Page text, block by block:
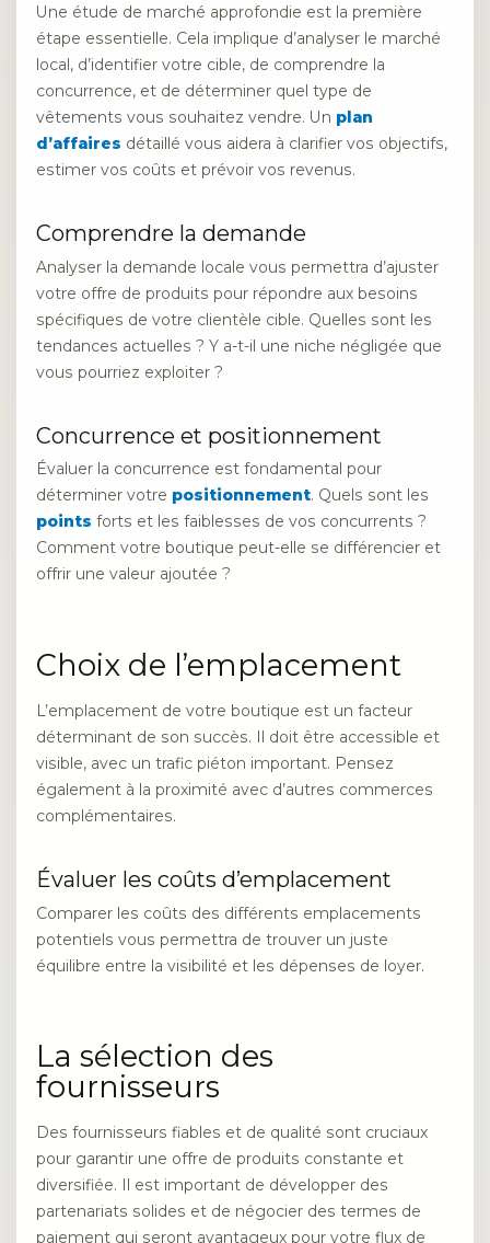
Une étude de marché approfondie est la première
étape essentielle. Cela implique d’analyser le marché
local, d’identifier votre cible, de comprendre la
concurrence, et de déterminer quel type de
vêtements vous souhaitez vendre. Un plan
d’affaires détaillé vous aidera à clarifier vos objectifs,
estimer vos coûts et prévoir vos revenus.
Comprendre la demande
Analyser la demande locale vous permettra d’ajuster
votre offre de produits pour répondre aux besoins
spécifiques de votre clientèle cible. Quelles sont les
tendances actuelles ? Y a-t-il une niche négligée que
vous pourriez exploiter ?
Concurrence et positionnement
Évaluer la concurrence est fondamental pour
déterminer votre positionnement. Quels sont les
points forts et les faiblesses de vos concurrents ?
Comment votre boutique peut-elle se différencier et
offrir une valeur ajoutée ?
Choix de l’emplacement
L’emplacement de votre boutique est un facteur
déterminant de son succès. Il doit être accessible et
visible, avec un trafic piéton important. Pensez
également à la proximité avec d’autres commerces
complémentaires.
Évaluer les coûts d’emplacement
Comparer les coûts des différents emplacements
potentiels vous permettra de trouver un juste
équilibre entre la visibilité et les dépenses de loyer.
La sélection des
fournisseurs
Des fournisseurs fiables et de qualité sont cruciaux
pour garantir une offre de produits constante et
diversifiée. Il est important de développer des
partenariats solides et de négocier des termes de
paiement qui seront avantageux pour votre flux de